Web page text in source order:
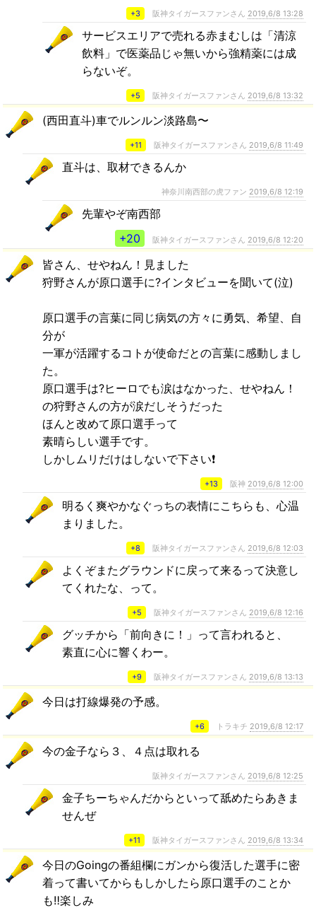
+3 阪神タイガースファンさん 2019,6/8 13:28
サービスエリアで売れる赤まむしは「清涼
飲料」で医薬品じゃ無いから強精薬には成
らないぞ。
+5 阪神タイガースファンさん 2019,6/8 13:32
(西田直斗)車でルンルン淡路島〜
+11 阪神タイガースファンさん 2019,6/8 11:49
直斗は、取材できるんか
神奈川南西部の虎ファン 2019,6/8 12:19
先輩やぞ南西部
+20
阪神タイガースファンさん 2019,6/8 12:20
皆さん、せやねん！見ました
狩野さんが原口選手に?インタビューを聞いて(泣)
原口選手の言葉に同じ病気の方々に勇気、希望、自
分が
一軍が活躍するコトが使命だとの言葉に感動しまし
た。
原口選手は?ヒーロでも涙はなかった、せやねん！
の狩野さんの方が涙だしそうだった
ほんと改めて原口選手って
素晴らしい選手です。
しかしムリだけはしないで下さい❗
+13 阪神 2019,6/8 12:00
明るく爽やかなぐっちの表情にこちらも、心温
まりました。
+8 阪神タイガースファンさん 2019,6/8 12:03
よくぞまたグラウンドに戻って来るって決意し
てくれたな、って。
+5 阪神タイガースファンさん 2019,6/8 12:16
グッチから「前向きに！」って言われると、
素直に心に響くわー。
+9 阪神タイガースファンさん 2019,6/8 13:13
今日は打線爆発の予感。
+6 トラキチ 2019,6/8 12:17
今の金子なら３、４点は取れる
阪神タイガースファンさん 2019,6/8 12:25
金子ちーちゃんだからといって舐めたらあきま
せんぜ
+11 阪神タイガースファンさん 2019,6/8 13:34
今日のGoingの番組欄にガンから復活した選手に密
着って書いてからもしかしたら原口選手のことか
も‼︎楽しみ